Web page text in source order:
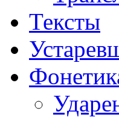
Тексты